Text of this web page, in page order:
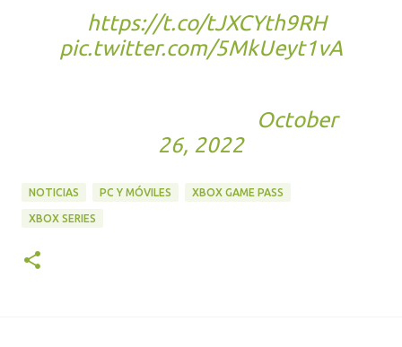
https://t.co/tJXCYth9RH
pic.twitter.com/5MkUeyt1vA
October
26, 2022
NOTICIAS PC Y MÓVILES XBOX GAME PASS
XBOX SERIES